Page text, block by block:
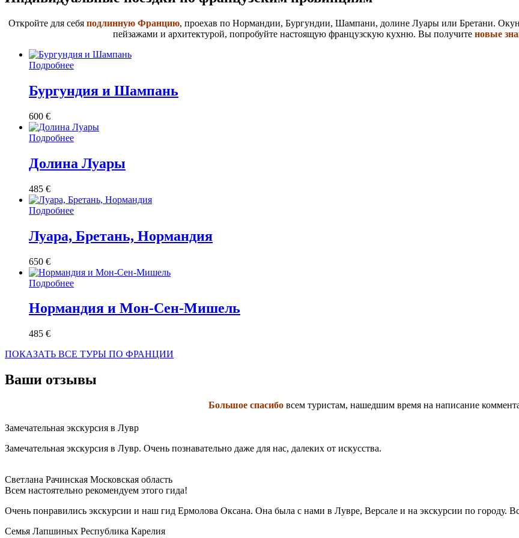
Откройте для себя подлинную Францию, проехав по Нормандии, Бургундии, Шампани, долине Луары или Бретани.
пейзажами и архитектурой, попробуйте настоящую французскую кухню. Вы получите новые
Подробнее
Бургундия и Шампань
600 €
Подробнее
Долина Луары
485 €
Подробнее
Луара, Бретань, Нормандия
650 €
Подробнее
Нормандия и Мон-Сен-Мишель
485 €
ПОКАЗАТЬ ВСЕ ТУРЫ ПО ФРАНЦИИ
Ваши отзывы
Большое спасибо всем туристам, нашедшим время на написание
Замечательная экскурсия в Лувр
Замечательная экскурсия в Лувр. Очень познавательно даже для нас, далеких от искусства.
Светлана Рачинская Московская область
Всем настоятельно рекомендуем этого гида!
Очень понравились экскурсии и наш гид Ермолова Оксана. Она была с нами в Лувре, Версале и на экскурсии по городу.
Семья Лапшиных Республика Карелия